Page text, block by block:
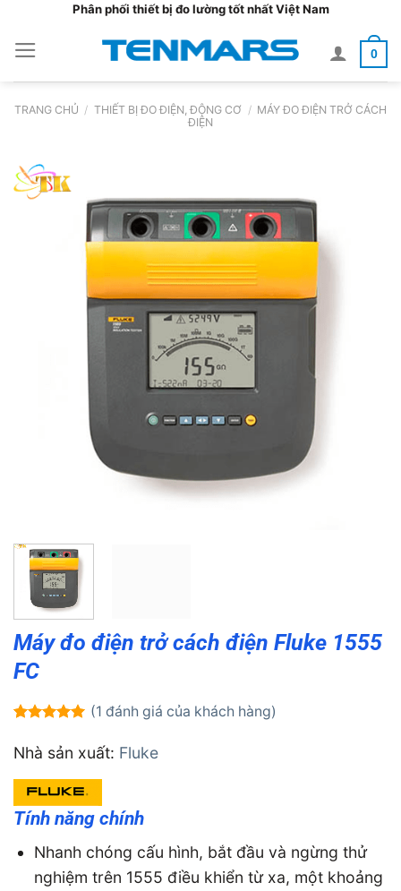
nội
dung
Phân phối thiết bị đo lường tốt nhất Việt Nam
0
TRANG CHỦ / THIẾT BỊ ĐO ĐIỆN, ĐỘNG CƠ / MÁY ĐO ĐIỆN TRỞ CÁCH
ĐIỆN
Máy đo điện trở cách điện Fluke 1555
FC
dựa trên
đánh giá
(1 đánh giá của khách hàng)
Nhà sản xuất: Fluke
Tính năng chính
Nhanh chóng cấu hình, bắt đầu và ngừng thử
nghiệm trên 1555 điều khiển từ xa, một khoảng